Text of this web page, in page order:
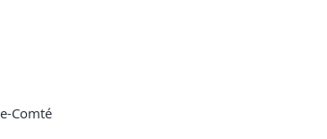
les signes émotionnels et
Comté